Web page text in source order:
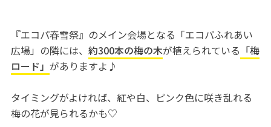
『エコパ春雪祭』のメイン会場となる「エコパふれあい
広場」の隣には、 約300本の梅の木が植えられている 「梅
ロード」 がありますよ♪
タイミングがよければ、紅や白、ピンク色に咲き乱れる
梅の花が見られるかも♡